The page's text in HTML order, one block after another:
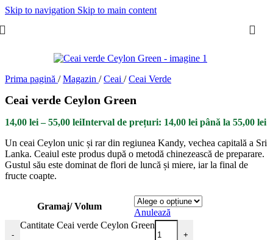
Skip to navigation Skip to main content
Prima pagină / Magazin / Ceai / Ceai Verde
Ceai verde Ceylon Green
14,00 lei – 55,00 leiInterval de prețuri: 14,00 lei până la 55,00 lei
Un ceai Ceylon unic și rar din regiunea Kandy, vechea capitală a Sri
Lanka. Ceaiul este produs după o metodă chinezească de preparare.
Gustul său este dominat de flori de luncă și miere, iar la final de
fructe coapte.
Gramaj/ Volum
Anulează
-
Cantitate Ceai verde Ceylon Green
+